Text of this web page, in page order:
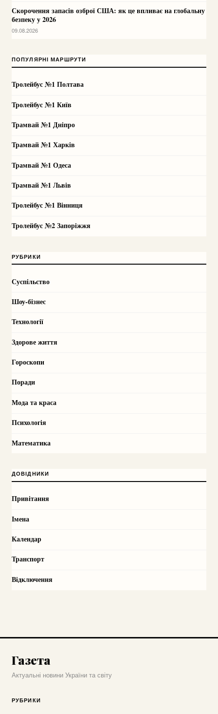
Скорочення запасів озброї США: як це впливає на глобальну
безпеку у 2026
09.08.2026
ПОПУЛЯРНІ МАРШРУТИ
Тролейбус №1 Полтава
Тролейбус №1 Київ
Трамвай №1 Дніпро
Трамвай №1 Харків
Трамвай №1 Одеса
Трамвай №1 Львів
Тролейбус №1 Вінниця
Тролейбус №2 Запоріжжя
РУБРИКИ
Суспільство
Шоу-бізнес
Технології
Здорове життя
Гороскопи
Поради
Мода та краса
Психологія
Математика
ДОВІДНИКИ
Привітання
Імена
Календар
Транспорт
Відключення
Газета
Актуальні новини України та світу
РУБРИКИ